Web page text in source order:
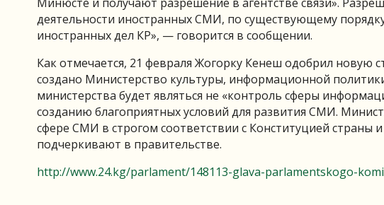
деятельности иностранных СМИ, по существующему
иностранных дел КР», — говорится в сообщении.
Как отмечается, 21 февраля Жогорку Кенеш одобрил новую
создано Министерство культуры, информационной
министерства будет являться не «контроль сферы
созданию благоприятных условий для развития СМИ.
сфере СМИ в строгом соответствии с Конституцией
подчеркивают в правительстве.
http://www.24.kg/parlament/148113-glava-parlamentskogo-